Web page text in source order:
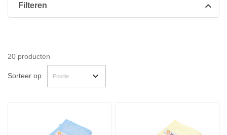
20 producten
Sorteer op
Filteren